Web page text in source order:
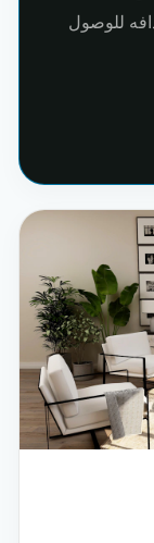
للوصول